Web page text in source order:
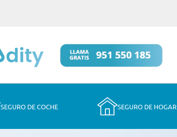
SEGURO DE COCHE SEGURO DE HOGAR